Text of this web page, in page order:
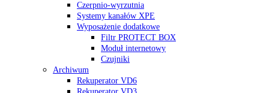
Czerpnio-wyrzutnia
Systemy kanałów XPE
Wyposażenie dodatkowe
Filtr PROTECT BOX
Moduł internetowy
Czujniki
Archiwum
Rekuperator VD6